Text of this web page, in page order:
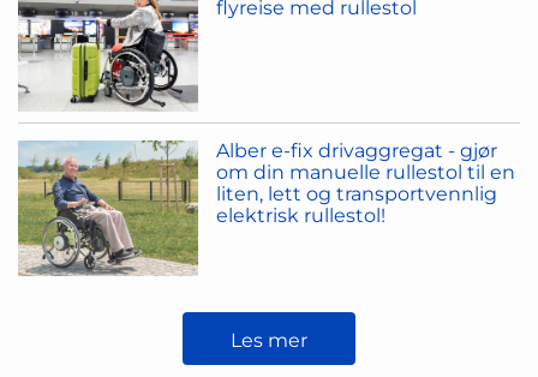
flyreise med rullestol
Alber e-fix drivaggregat - gjør
om din manuelle rullestol til en
liten, lett og transportvennlig
elektrisk rullestol!
Les mer